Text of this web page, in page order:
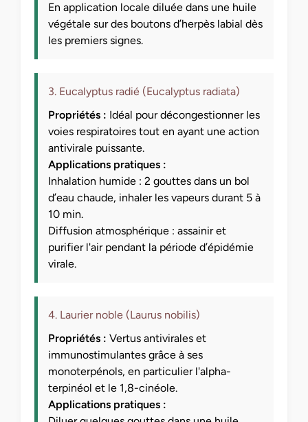
En application locale diluée dans une huile
végétale sur des boutons d’herpès labial dès
les premiers signes.
3. Eucalyptus radié (Eucalyptus radiata)
Propriétés : Idéal pour décongestionner les
voies respiratoires tout en ayant une action
antivirale puissante.
Applications pratiques :
Inhalation humide : 2 gouttes dans un bol
d’eau chaude, inhaler les vapeurs durant 5 à
10 min.
Diffusion atmosphérique : assainir et
purifier l'air pendant la période d’épidémie
virale.
4. Laurier noble (Laurus nobilis)
Propriétés : Vertus antivirales et
immunostimulantes grâce à ses
monoterpénols, en particulier l'alpha-
terpinéol et le 1,8-cinéole.
Applications pratiques :